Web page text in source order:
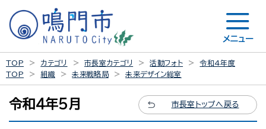
メニュー
TOP カテゴリ 市長室カテゴリ 活動フォト
令和4年度
TOP
組織 未来戦略局 未来デザイン総室
令和4年5月 市長室トップへ戻る